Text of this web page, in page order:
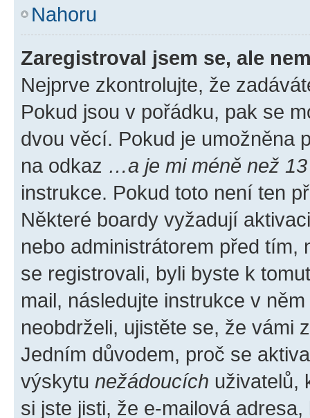
Nahoru
Zaregistroval jsem se, ale
Nejprve zkontrolujte, že
Pokud jsou v pořádku, pak se
dvou věcí. Pokud je umožněna
na odkaz …a je mi méně než
instrukce. Pokud toto není ten
Některé boardy vyžadují
nebo administrátorem před tím,
se registrovali, byli byste k
mail, následujte instrukce v
neobdrželi, ujistěte se, že vámi
Jedním důvodem, proč se
výskytu nežádoucích uživatelů,
si jste jisti, že e-mailová